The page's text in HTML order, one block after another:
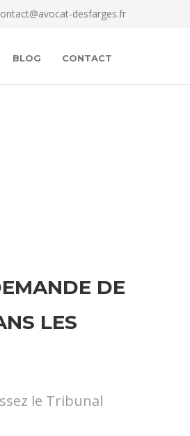
desfarges.fr
BLOG CONTACT
DE
LES
le Tribunal